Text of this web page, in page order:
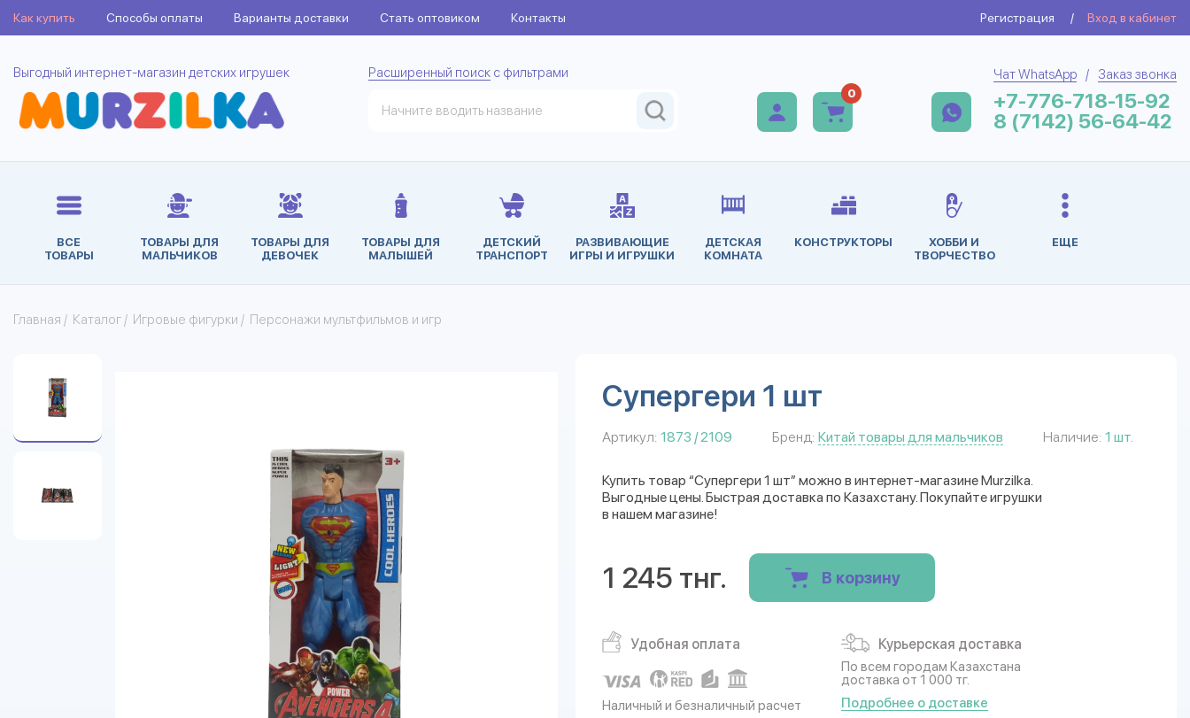
Как купить Способы оплаты Варианты доставки Стать оптовиком Контакты Регистрация / Вход в кабинет
Выгодный интернет-магазин детских игрушек Расширенный поиск с фильтрами
0
Чат WhatsApp / Заказ звонка
+7-776-718-15-92
8 (7142) 56-64-42
ВСЕ
ТОВАРЫ
ТОВАРЫ ДЛЯ
МАЛЬЧИКОВ
ТОВАРЫ ДЛЯ
ДЕВОЧЕК
ТОВАРЫ ДЛЯ
МАЛЫШЕЙ
ДЕТСКИЙ
ТРАНСПОРТ
РАЗВИВАЮЩИЕ
ИГРЫ И ИГРУШКИ
ДЕТСКАЯ
КОМНАТА
КОНСТРУКТОРЫ
ХОББИ И
ТВОРЧЕСТВО
ЕЩЕ
Главная / Каталог / Игровые фигурки / Персонажи мультфильмов и игр
Супергери 1 шт
Артикул: 1873 / 2109 Бренд: Китай товары для мальчиков Наличие: 1 шт.
Купить товар “Супергери 1 шт” можно в интернет-магазине Murzilka.
Выгодные цены. Быстрая доставка по Казахстану. Покупайте игрушки
в нашем магазине!
1 245 тнг. В корзину
Удобная оплата
Наличный и безналичный расчет
Курьерская доставка
По всем городам Казахстана
доставка от 1 000 тг.
Подробнее о доставке